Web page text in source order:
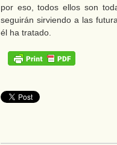
por eso, todos ellos son
seguirán sirviendo a las
él ha tratado.